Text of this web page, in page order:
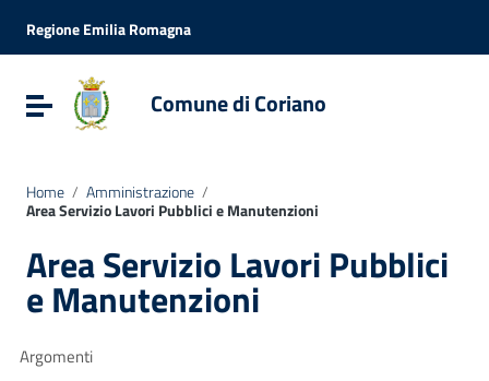
Vai al menu di navigazione
Vai al footer
Regione Emilia Romagna
Attiva / disattiva la navigazione
Comune di Coriano
Home / Amministrazione /
Area Servizio Lavori Pubblici e Manutenzioni
Area Servizio Lavori Pubblici
e Manutenzioni
Argomenti